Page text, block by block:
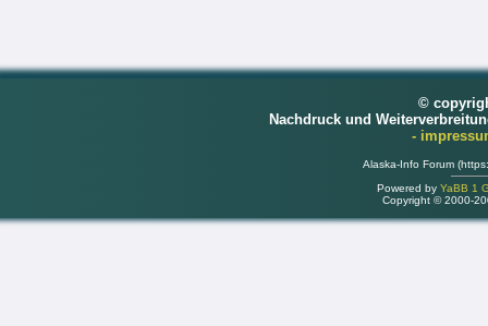
©
Nachdruck und
-
Alaska-Info Forum
Powered by YaBB 1
Copyright © 2000-